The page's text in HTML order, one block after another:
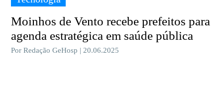
Moinhos de Vento recebe prefeitos para
agenda estratégica em saúde pública
Por Redação GeHosp | 20.06.2025